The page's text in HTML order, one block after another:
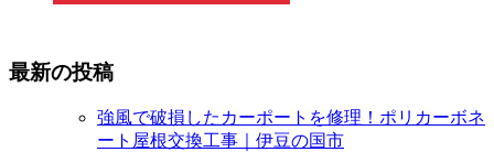
最新の投稿
強風で破損したカーポートを修理！ポリカーボネ
ート屋根交換工事｜伊豆の国市